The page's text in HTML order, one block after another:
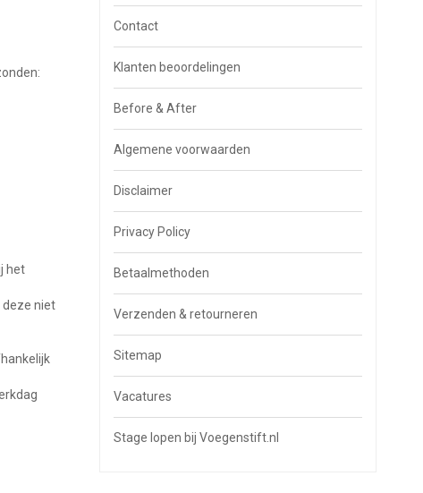
het
deze niet
Contact
Klanten beoordelingen
Before & After
Algemene voorwaarden
Disclaimer
Privacy Policy
Betaalmethoden
Verzenden & retourneren
Sitemap
Vacatures
Stage lopen bij Voegenstift.nl